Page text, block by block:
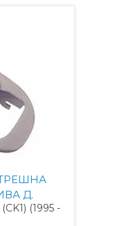
Д.
(1995 -